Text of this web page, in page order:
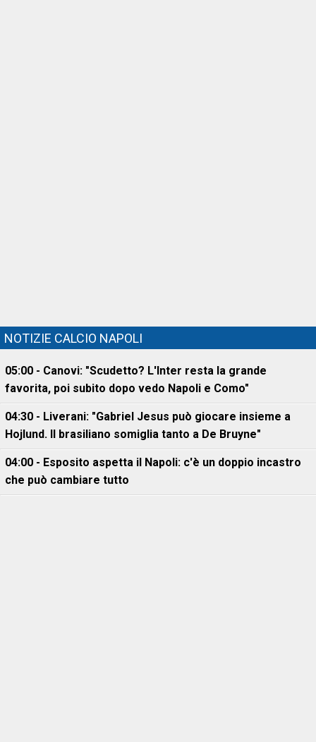
NOTIZIE CALCIO NAPOLI
05:00 - Canovi: "Scudetto? L'Inter resta la grande
favorita, poi subito dopo vedo Napoli e Como"
04:30 - Liverani: "Gabriel Jesus può giocare insieme a
Hojlund. Il brasiliano somiglia tanto a De Bruyne"
04:00 - Esposito aspetta il Napoli: c'è un doppio incastro
che può cambiare tutto